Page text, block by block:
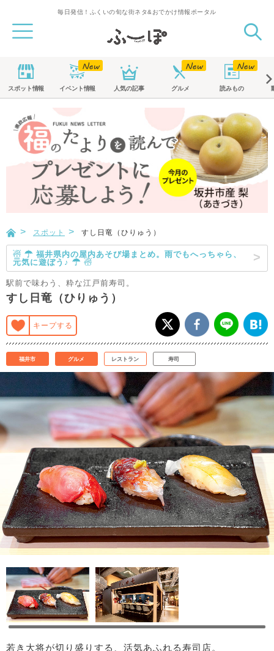
毎日発信！ふくいの旬な街ネタ&おでかけ情報ポータル
スポット情報 イベント情報 人気の記事 グルメ 読みもの
スポット すし日竜（ひりゅう）
☃ ☂ 福井県内の屋内あそび場まとめ。雨でもへっちゃら、
元気に遊ぼう♪ ☂ ☃
駅前で味わう、粋な江戸前寿司。
すし日竜（ひりゅう）
キープする
福井市 グルメ レストラン 寿司
若き大将が切り盛りする、活気あふれる寿司店。